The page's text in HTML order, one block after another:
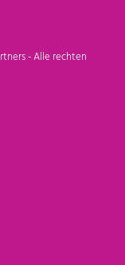
- Alle rechten